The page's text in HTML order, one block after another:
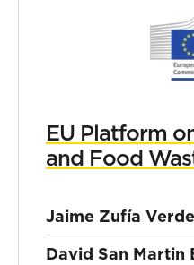
EU Platform
and Food
Jaime Zufía
David San Martin